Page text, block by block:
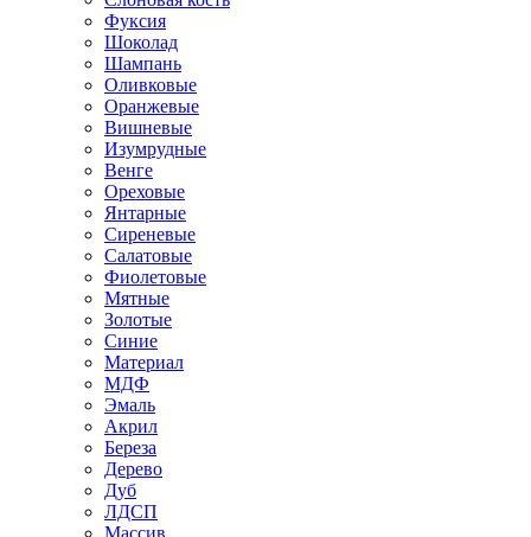
Фуксия
Шоколад
Шампань
Оливковые
Оранжевые
Вишневые
Изумрудные
Венге
Ореховые
Янтарные
Сиреневые
Салатовые
Фиолетовые
Мятные
Золотые
Синие
Материал
МДФ
Эмаль
Акрил
Береза
Дерево
Дуб
ЛДСП
Массив